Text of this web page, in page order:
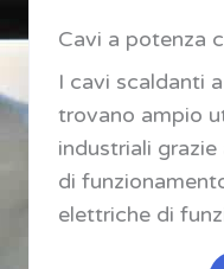
Cavi a potenza
I cavi scaldanti
trovano ampio
industriali
di
elettriche di